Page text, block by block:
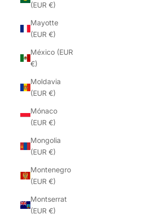
(EUR €)
Mayotte
(EUR €)
México (EUR
€)
Moldavia
(EUR €)
Mónaco
(EUR €)
Mongolia
(EUR €)
Montenegro
(EUR €)
Montserrat
(EUR €)